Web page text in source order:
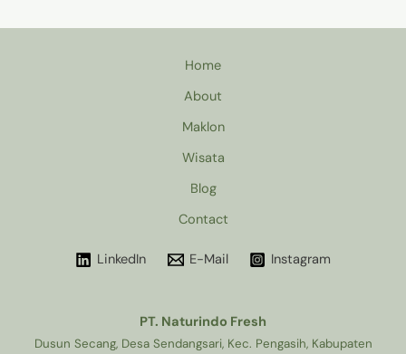
Home
About
Maklon
Wisata
Blog
Contact
LinkedIn E-Mail Instagram
PT. Naturindo Fresh
Dusun Secang, Desa Sendangsari, Kec. Pengasih, Kabupaten